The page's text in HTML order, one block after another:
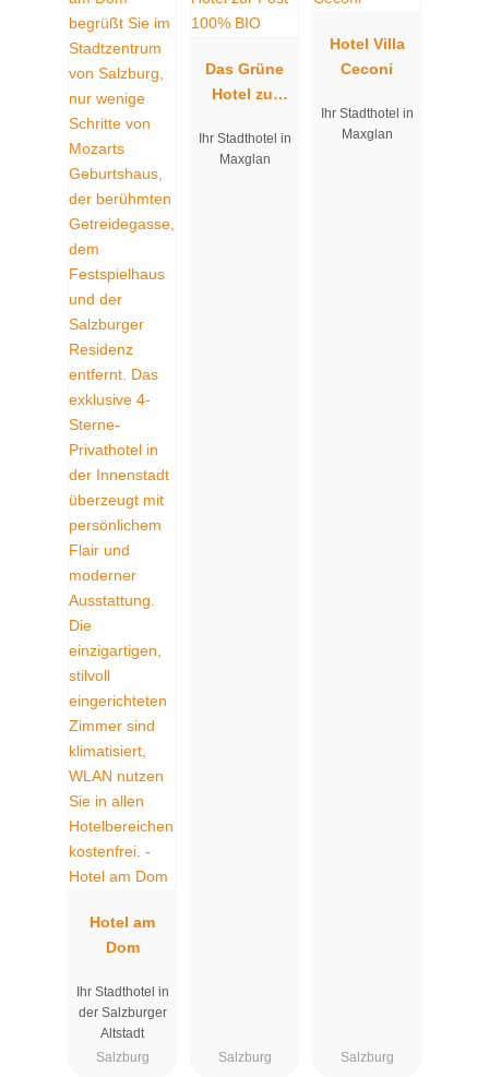
Hotel am
Dom
Ihr Stadthotel in
der Salzburger
Altstadt
Salzburg
Das Grüne
Hotel zur
BIO
Ihr Stadthotel in
Maxglan
Salzburg
Hotel Villa
Ceconi
Ihr Stadthotel in
Maxglan
Salzburg